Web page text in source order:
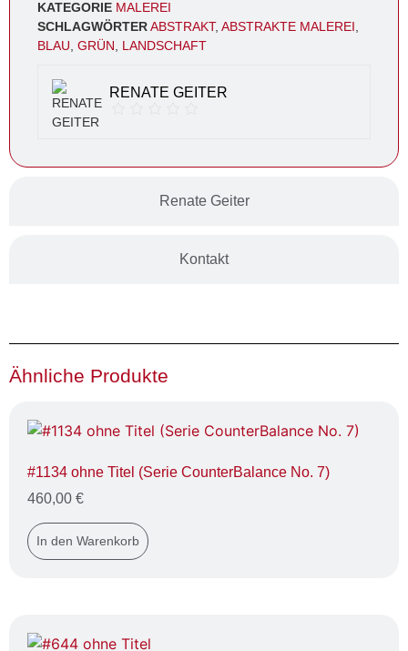
Renate Geiter
Kontakt
KATEGORIE MALEREI
SCHLAGWÖRTERABSTRAKT, ABSTRAKTE MALEREI
BLAU GRÜN LANDSCHAFT
RENATE GEITER
Ähnliche Produkte
#1134 ohne Titel (Serie CounterBalance No. 7)
460,00 €
In den Warenkorb